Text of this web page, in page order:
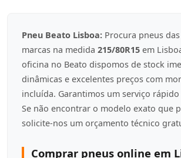
Pneu Beato Lisboa: Procura pneus
marcas na medida 215/80R15 em
oficina no Beato dispomos de stock
dinâmicas e excelentes preços com
incluída. Garantimos um serviço
Se não encontrar o modelo exato que
solicite-nos um orçamento técnico
Comprar pneus online em